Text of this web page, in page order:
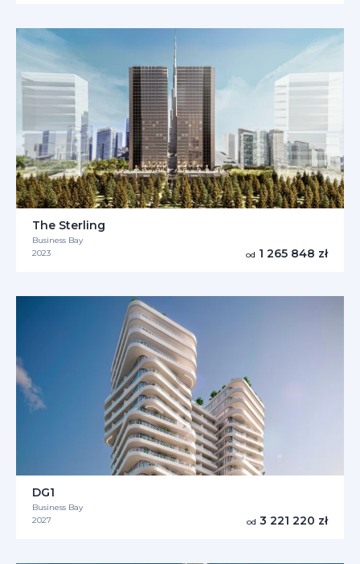
The Sterling
Business Bay
2023
od 1 265 848 zł
DG1
Business Bay
2027
od 3 221 220 zł